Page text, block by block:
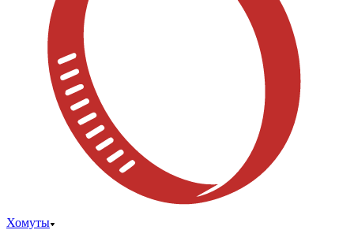
Хомуты